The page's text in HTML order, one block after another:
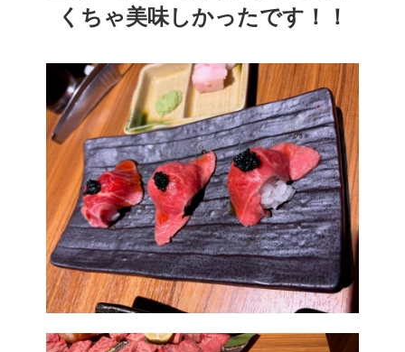
くちゃ美味しかったです！！